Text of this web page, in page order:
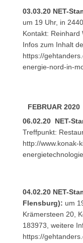
03.03.20 NET-
um 19 Uhr, in
Kontakt: Reinhard
Infos zum Inhalt
https://
energie-nord-in-
FEBRUAR 2020
06.02.20 NET-
Treffpunkt:
http://www.konak-
04.02.20 NET-
Flensburg): um
Krämersteen 20,
183973, weitere
https://